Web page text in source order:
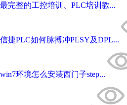
最完整的工控培训、PLC培训教...
信捷PLC如何脉搏冲PLSY及DPL...
win7环境怎么安装西门子step...